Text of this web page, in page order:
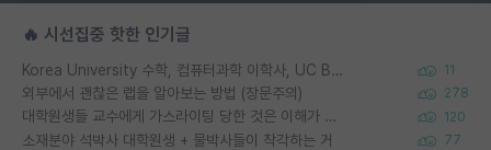
🔥 시선집중 핫한 인기글
Korea University 수학, 컴퓨터과학 이학사, UC Berkeley 산업공학 대학원 공학박사가 되는 것은 쉽지 않겠죠? 11
외부에서 괜찮은 랩을 알아보는 방법 (장문주의) 278
대학원생들 교수에게 가스라이팅 당한 것은 이해가 갑니다. 안타깝네요. 120
소재분야 석박사 대학원생 + 물박사들이 착각하는 거 77